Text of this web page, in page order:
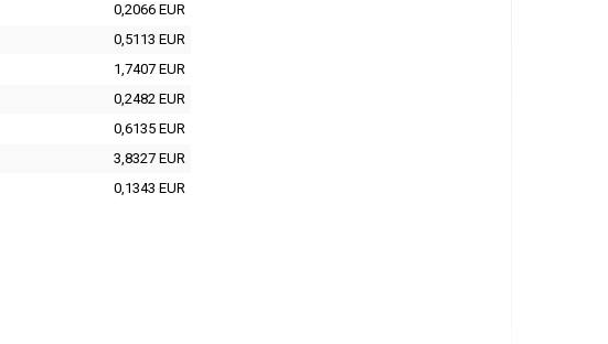
0,2066 EUR
0,5113 EUR
1,7407 EUR
0,2482 EUR
0,6135 EUR
3,8327 EUR
0,1343 EUR